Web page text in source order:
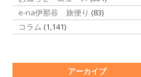
e-na伊那谷 旅便り (83)
コラム (1,141)
アーカイブ